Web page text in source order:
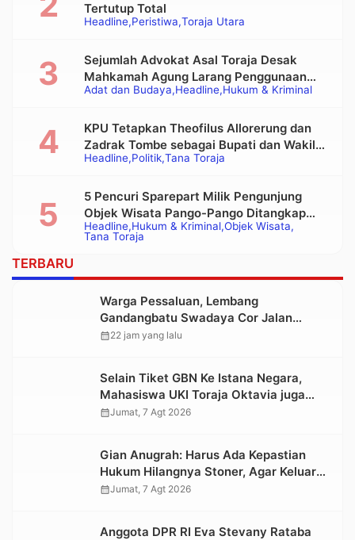
Headline Peristiwa Toraja Utara
Tertutup Total
Adat dan Budaya Headline Hukum & Kriminal
Sejumlah Advokat Asal Toraja Desak
Mahkamah Agung Larang Penggunaan
Alat Berat pada Eksekusi Rumah Adat
Headline Politik Tana Toraja
KPU Tetapkan Theofilus Allorerung dan
Zadrak Tombe sebagai Bupati dan Wakil
Bupati Tana Toraja Terpilih
Headline Hukum & Kriminal Objek Wisata
Tana Toraja
5 Pencuri Sparepart Milik Pengunjung
Objek Wisata Pango-Pango Ditangkap
Polisi
TERBARU
Warga Pessaluan, Lembang
Gandangbatu Swadaya Cor Jalan
Kabupaten
calendar_month22 jam yang lalu
Selain Tiket GBN Ke Istana Negara,
Mahasiswa UKI Toraja Oktavia juga
Lolos ke Pekan Seni Mahasiswa
calendar_monthJumat, 7 Agt 2026
Gian Anugrah: Harus Ada Kepastian
Hukum Hilangnya Stoner, Agar Keluarga
tidak Larut dalam Trauma dan
calendar_monthJumat, 7 Agt 2026
Anggota DPR RI Eva Stevany Rataba